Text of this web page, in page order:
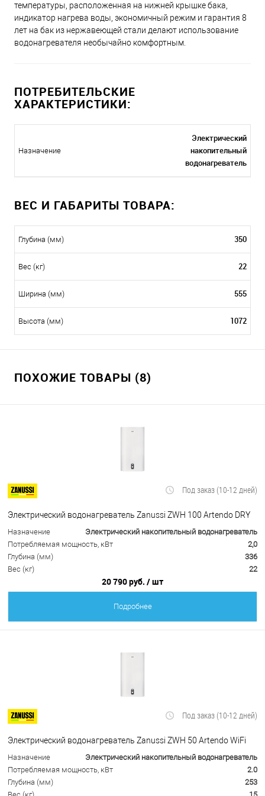
температуры, расположенная на нижней крышке бака,
индикатор нагрева воды, экономичный режим и гарантия 8
лет на бак из нержавеющей стали делают использование
водонагревателя необычайно комфортным.
ПОТРЕБИТЕЛЬСКИЕ
ХАРАКТЕРИСТИКИ:
Назначение
Электрический
накопительный
водонагреватель
ВЕС И ГАБАРИТЫ ТОВАРА:
Глубина (мм) 350
Вес (кг) 22
Ширина (мм) 555
Высота (мм) 1072
ПОХОЖИЕ ТОВАРЫ (8)
Под заказ (10-12 дней)
Электрический водонагреватель Zanussi ZWH 100 Artendo DRY
Назначение
Электрический накопительный водонагреватель
Потребляемая мощность, кВт
2,0
Глубина (мм)
336
Вес (кг)
22
20 790 руб. / шт
Подробнее
Под заказ (10-12 дней)
Электрический водонагреватель Zanussi ZWH 50 Artendo WiFi
Назначение
Электрический накопительный водонагреватель
Потребляемая мощность, кВт
2.0
Глубина (мм)
253